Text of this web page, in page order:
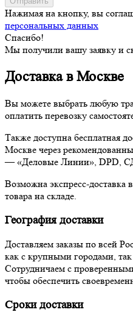
Нажимая на кнопку, вы
персональных данных
Спасибо!
Мы получили вашу заявку и
Доставка в Москве
Вы можете выбрать любую
оплатить перевозку
Также доступна бесплатная
Москве через
— «Деловые Линии», DPD,
Возможна экспресс-
товара на складе.
География доставки
Доставляем заказы по всей
как с крупными городами,
Сотрудничаем с
чтобы обеспечить
Сроки доставки